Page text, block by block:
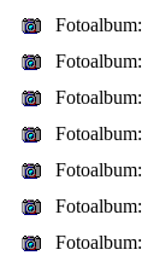
Fotoalbum:
Fotoalbum:
Fotoalbum:
Fotoalbum:
Fotoalbum:
Fotoalbum:
Fotoalbum: